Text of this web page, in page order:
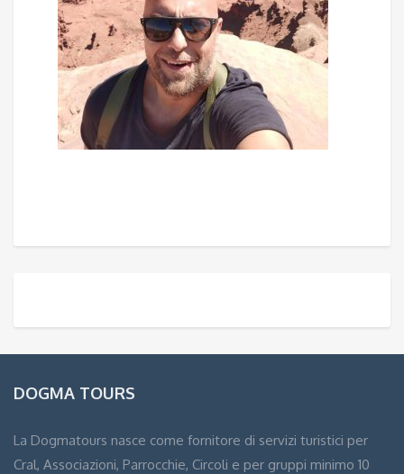
DOGMA TOURS
La Dogmatours nasce come fornitore di servizi turistici per
Cral, Associazioni, Parrocchie, Circoli e per gruppi minimo 10